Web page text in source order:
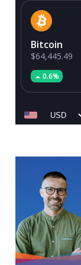
Bitcoin
$64,445.49
0.6%